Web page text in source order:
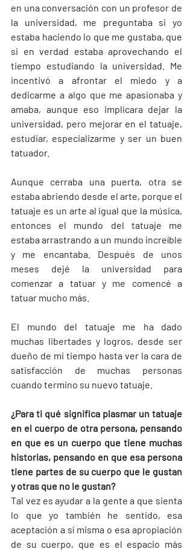
en una conversación con un profesor de
la universidad, me preguntaba si yo
estaba haciendo lo que me gustaba, que
si en verdad estaba aprovechando el
tiempo estudiando la universidad. Me
incentivó a afrontar el miedo y a
dedicarme a algo que me apasionaba y
amaba, aunque eso implicara dejar la
universidad, pero mejorar en el tatuaje,
estudiar, especializarme y ser un buen
tatuador.
Aunque cerraba una puerta, otra se
estaba abriendo desde el arte, porque el
tatuaje es un arte al igual que la música,
entonces el mundo del tatuaje me
estaba arrastrando a un mundo increíble
y me encantaba. Después de unos
meses dejé la universidad para
comenzar a tatuar y me comencé a
tatuar mucho más.
El mundo del tatuaje me ha dado
muchas libertades y logros, desde ser
dueño de mi tiempo hasta ver la cara de
satisfacción de muchas personas
cuando termino su nuevo tatuaje.
¿Para ti qué significa plasmar un tatuaje
en el cuerpo de otra persona, pensando
en que es un cuerpo que tiene muchas
historias, pensando en que esa persona
tiene partes de su cuerpo que le gustan
y otras que no le gustan?
Tal vez es ayudar a la gente a que sienta
lo que yo también he sentido, esa
aceptación a sí misma o esa apropiación
de su cuerpo, que es el espacio más